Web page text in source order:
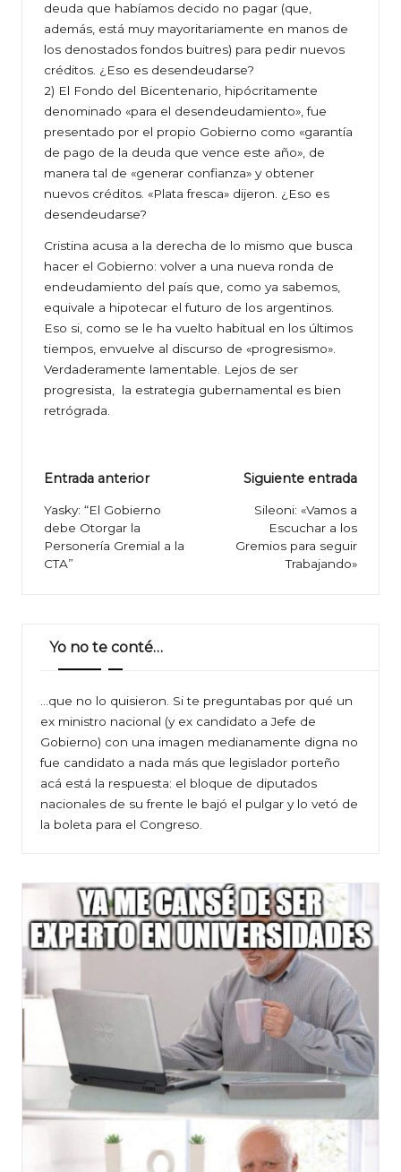
deuda que habíamos decido no pagar (que,
además, está muy mayoritariamente en manos de
los denostados fondos buitres) para pedir nuevos
créditos. ¿Eso es desendeudarse?
2) El Fondo del Bicentenario, hipócritamente
denominado «para el desendeudamiento», fue
presentado por el propio Gobierno como «garantía
de pago de la deuda que vence este año», de
manera tal de «generar confianza» y obtener
nuevos créditos. «Plata fresca» dijeron. ¿Eso es
desendeudarse?
Cristina acusa a la derecha de lo mismo que busca
hacer el Gobierno: volver a una nueva ronda de
endeudamiento del país que, como ya sabemos,
equivale a hipotecar el futuro de los argentinos.
Eso si, como se le ha vuelto habitual en los últimos
tiempos, envuelve al discurso de «progresismo».
Verdaderamente lamentable. Lejos de ser
progresista, la estrategia gubernamental es bien
retrógrada.
Navegación
de
entradas
Entrada anterior
Yasky: “El Gobierno
debe Otorgar la
Personería Gremial a la
CTA”
Siguiente entrada
Sileoni: «Vamos a
Escuchar a los
Gremios para seguir
Trabajando»
Yo no te conté…
…que no lo quisieron. Si te preguntabas por qué un
ex ministro nacional (y ex candidato a Jefe de
Gobierno) con una imagen medianamente digna no
fue candidato a nada más que legislador porteño
acá está la respuesta: el bloque de diputados
nacionales de su frente le bajó el pulgar y lo vetó de
la boleta para el Congreso.